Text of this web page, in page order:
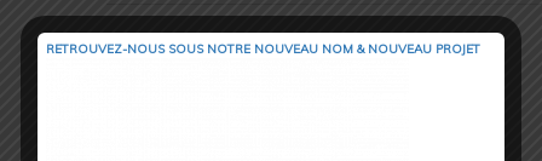
RETROUVEZ-NOUS SOUS NOTRE NOUVEAU NOM & NOUVEAU PROJET